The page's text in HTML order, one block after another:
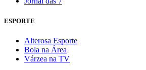
ESPORTE
Alterosa Esporte
Bola na Área
Várzea na TV